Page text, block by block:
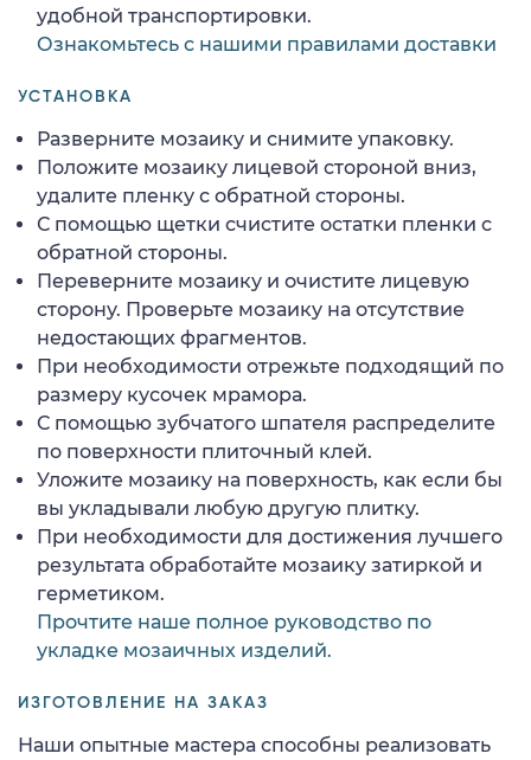
удобной транспортировки.
Ознакомьтесь с нашими правилами доставки
УСТАНОВКА
Разверните мозаику и снимите упаковку.
Положите мозаику лицевой стороной вниз,
удалите пленку с обратной стороны.
С помощью щетки счистите остатки пленки с
обратной стороны.
Переверните мозаику и очистите лицевую
сторону. Проверьте мозаику на отсутствие
недостающих фрагментов.
При необходимости отрежьте подходящий по
размеру кусочек мрамора.
С помощью зубчатого шпателя распределите
по поверхности плиточный клей.
Уложите мозаику на поверхность, как если бы
вы укладывали любую другую плитку.
При необходимости для достижения лучшего
результата обработайте мозаику затиркой и
герметиком.
Прочтите наше полное руководство по
укладке мозаичных изделий.
ИЗГОТОВЛЕНИЕ НА ЗАКАЗ
Наши опытные мастера способны реализовать